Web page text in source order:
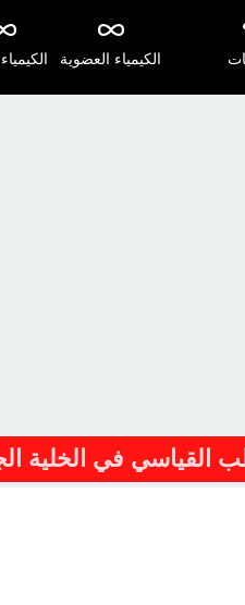
الكيمياء العضوية
القياسي في الخلية